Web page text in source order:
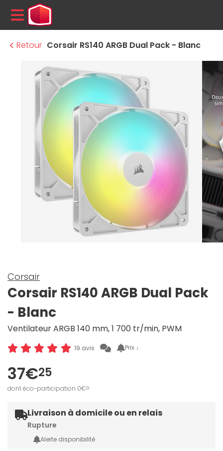
MENU
Retour Corsair RS140 ARGB Dual Pack - Blanc
Corsair
Corsair RS140 ARGB Dual Pack
- Blanc
Ventilateur ARGB 140 mm, 1 700 tr/min, PWM
19 avis Prix ↓
37€25
dont éco-participation 0€01
Livraison à domicile ou en relais
Rupture
Alerte disponibilité